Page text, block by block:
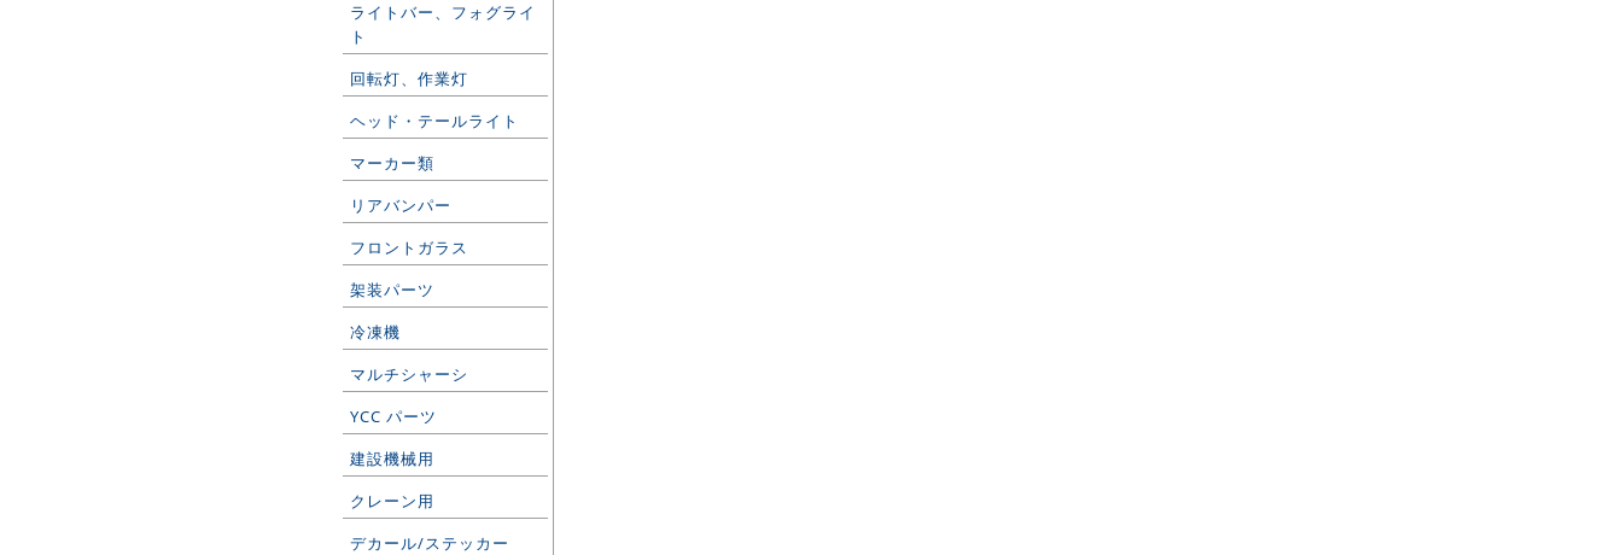
ライトバー、フォグライ
ト
回転灯、作業灯
ヘッド・テールライト
マーカー類
リアバンパー
フロントガラス
架装パーツ
冷凍機
マルチシャーシ
YCC パーツ
建設機械用
クレーン用
デカール/ステッカー